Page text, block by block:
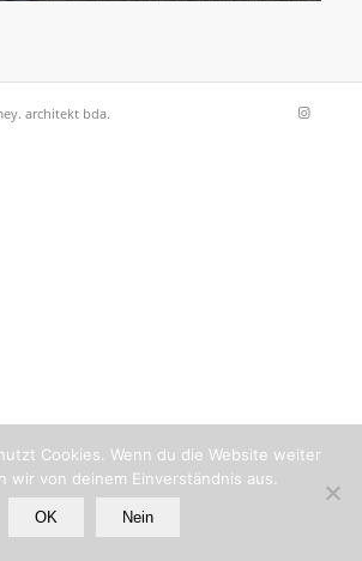
architekt bda.
Cookies. Wenn du die Website weiter
wir von deinem Einverständnis aus.
OK Nein